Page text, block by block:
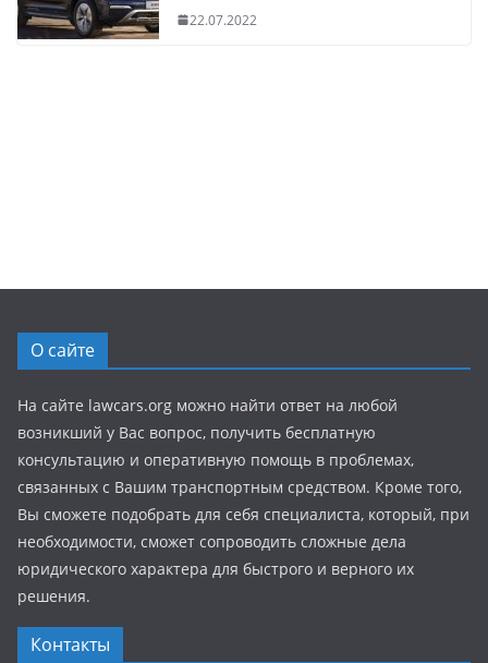
22.07.2022
О сайте
На сайте lawcars.org можно найти ответ на любой
возникший у Вас вопрос, получить бесплатную
консультацию и оперативную помощь в проблемах,
связанных с Вашим транспортным средством. Кроме того,
Вы сможете подобрать для себя специалиста, который, при
необходимости, сможет сопроводить сложные дела
юридического характера для быстрого и верного их
решения.
Контакты